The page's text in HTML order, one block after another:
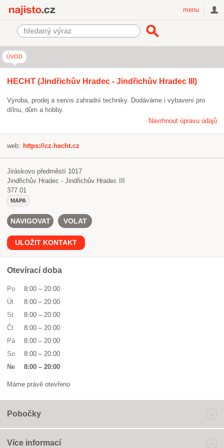
menu
ÚVOD
HECHT (Jindřichův Hradec - Jindřichův Hradec III)
Výroba, prodej a servis zahradní techniky. Dodáváme i vybavení pro
dílnu, dům a hobby.
Navrhnout úpravu údajů
web: https://cz.hecht.cz
Jiráskovo předměstí 1017
Jindřichův Hradec - Jindřichův Hradec III
377 01
MAPA
NAVIGOVAT VOLAT
ULOŽIT KONTAKT
Otevírací doba
Po 8:00 – 20:00
Út
8:00 – 20:00
St
8:00 – 20:00
Čt
8:00 – 20:00
Pá
8:00 – 20:00
So
8:00 – 20:00
Ne
8:00 – 20:00
Máme právě otevřeno
Pobočky
Více informací